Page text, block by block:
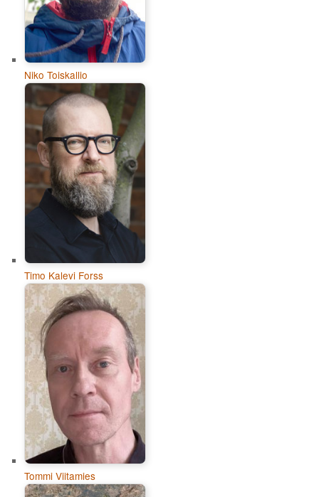
Niko Toiskallio
Timo Kalevi Forss
Tommi Viitamies